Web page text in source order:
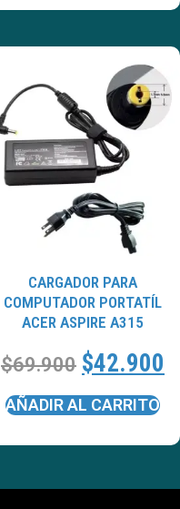
CARGADOR PARA
COMPUTADOR PORTATÍL
ACER ASPIRE A315
$69.900 $42.900
AÑADIR AL CARRITO